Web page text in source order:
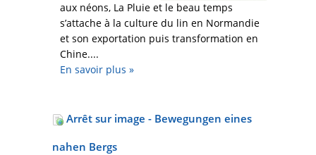
aux néons, La Pluie et le beau temps
s’attache à la culture du lin en Normandie
et son exportation puis transformation en
Chine....
En savoir plus »
Arrêt sur image - Bewegungen eines
nahen Bergs